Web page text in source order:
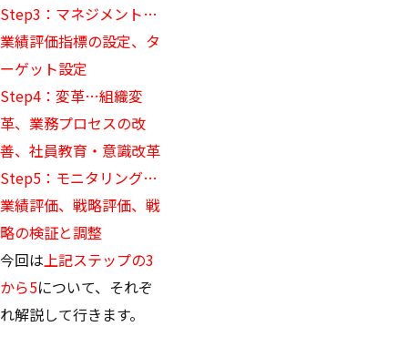
Step3：マネジメント…
業績評価指標の設定、タ
ーゲット設定
Step4：変革…組織変
革、業務プロセスの改
善、社員教育・意識改革
Step5：モニタリング…
業績評価、戦略評価、戦
略の検証と調整
今回は上記ステップの3
から5について、それぞ
れ解説して行きます。